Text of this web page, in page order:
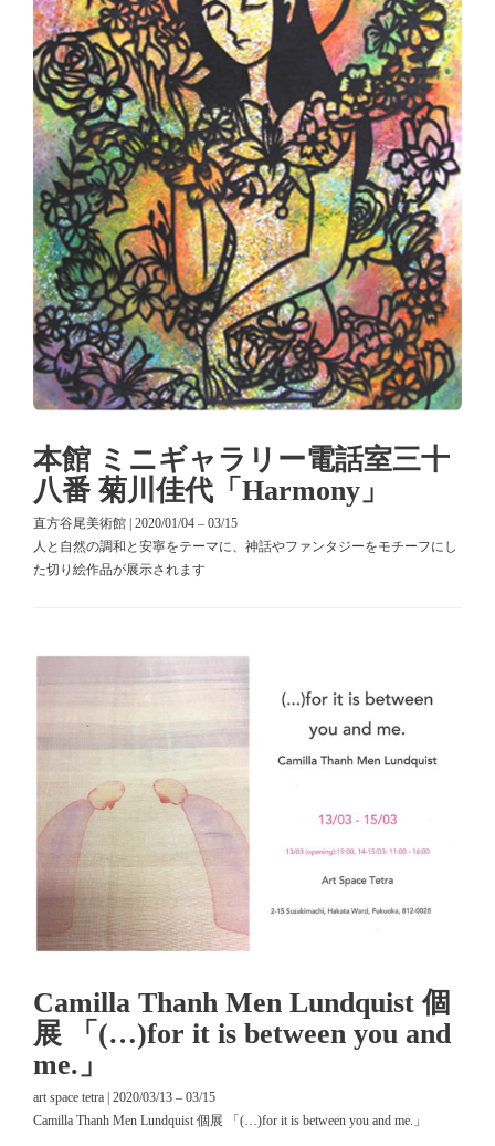
本館 ミニギャラリー電話室三十
八番 菊川佳代「Harmony」
直方谷尾美術館 | 2020/01/04 – 03/15
人と自然の調和と安寧をテーマに、神話やファンタジーをモチーフにし
た切り絵作品が展示されます
Camilla Thanh Men Lundquist 個
展 「(…)for it is between you and
me.」
art space tetra | 2020/03/13 – 03/15
Camilla Thanh Men Lundquist 個展 「(…)for it is between you and me.」